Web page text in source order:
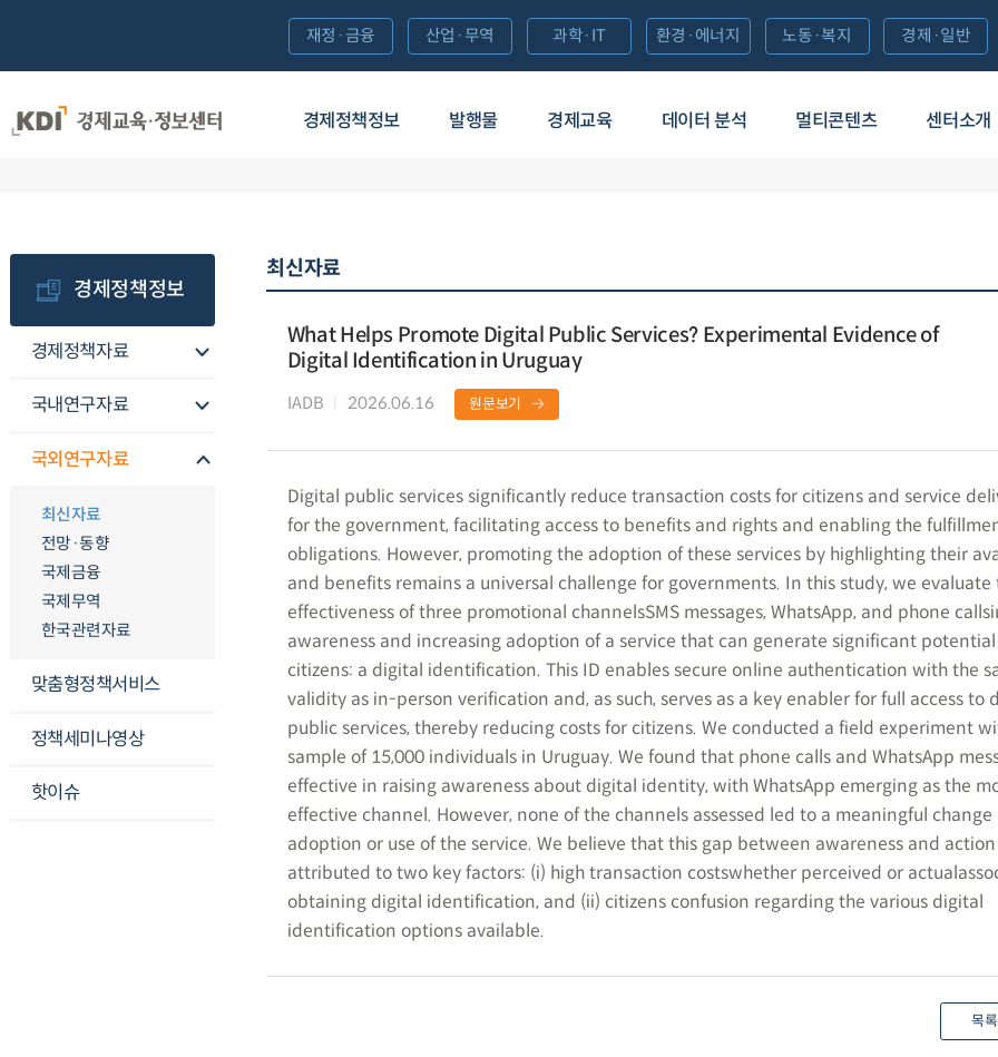
경제정책정보 발행물 경제교육 데이터 분석 멀티콘텐츠 센터소개
재정·금융 산업·무역 과학·IT 환경·에너지 노동·복지 경제·일반
경제정책정보
경제정책자료
국내연구자료
국외연구자료
최신자료
전망·동향
국제금융
국제무역
한국관련자료
맞춤형정책서비스
정책세미나영상
핫이슈
최신자료
What Helps Promote Digital Public Services? Experimental Evidence of
Digital Identification in Uruguay
IADB 2026.06.16 원문보기
Digital public services significantly reduce transaction costs for citizens and service
for the government, facilitating access to benefits and rights and enabling the
obligations. However, promoting the adoption of these services by highlighting their
and benefits remains a universal challenge for governments. In this study, we evaluate
effectiveness of three promotional channelsSMS messages, WhatsApp, and phone
awareness and increasing adoption of a service that can generate significant potential
citizens: a digital identification. This ID enables secure online authentication with the
validity as in-person verification and, as such, serves as a key enabler for full access to
public services, thereby reducing costs for citizens. We conducted a field experiment
sample of 15,000 individuals in Uruguay. We found that phone calls and WhatsApp
effective in raising awareness about digital identity, with WhatsApp emerging as the
effective channel. However, none of the channels assessed led to a meaningful change
adoption or use of the service. We believe that this gap between awareness and
attributed to two key factors: (i) high transaction costswhether perceived or
obtaining digital identification, and (ii) citizens confusion regarding the various digital
identification options available.
목